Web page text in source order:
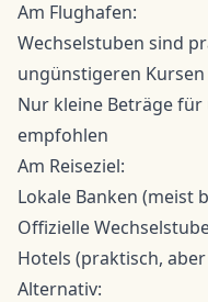
Am Flughafen:
Wechselstuben sind
ungünstigeren Kursen
Nur kleine Beträge
empfohlen
Am Reiseziel:
Lokale Banken (meist
Offizielle
Hotels (praktisch,
Alternativ: